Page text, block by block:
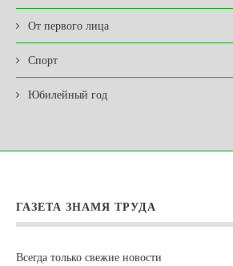
От первого лица
Спорт
Юбилейный год
ГАЗЕТА ЗНАМЯ ТРУДА
Всегда только свежие новости